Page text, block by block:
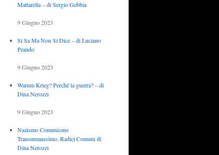
Mattarella – di Sergio Gebbia
9 Giugno 2023
Si Sa Ma Non Si Dice – di Luciano
Prando
9 Giugno 2023
Warum Krieg? Perché la guerra? – di
Dina Nerozzi
9 Giugno 2023
Nazismo Comunismo
Transumanesimo, Radici Comuni di
Dina Nerozzi